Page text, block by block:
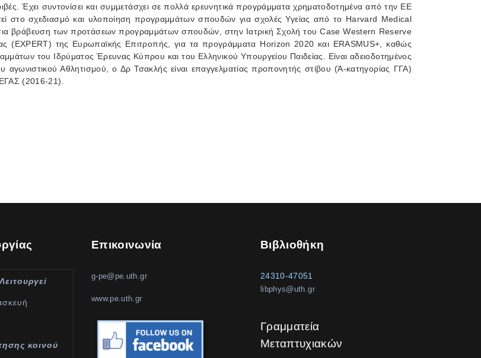
Έχει συντονίσει και συμμετάσχει σε πολλά ερευνητικά προγράμματα χρηματοδοτημένα από την ΕΕ
στο σχεδιασμό και υλοποίηση προγραμμάτων σπουδών για σχολές Υγείας από το Harvard Medical
βράβευση των προτάσεων προγραμμάτων σπουδών, στην Ιατρική Σχολή του Case Western Reserve
(EXPERT) της Ευρωπαϊκής Επιτροπής, για τα προγράμματα Horizon 2020 και ERASMUS+, καθώς
του Ιδρύματος Έρευνας Κύπρου και του Ελληνικού Υπουργείου Παιδείας. Είναι αδειοδοτημένος
Αθλητισμού, ο Δρ Τσακλής είναι επαγγελματίας προπονητής στίβου (Ά-κατηγορίας ΓΓΑ)
(2016-21).
κοινού
Επικοινωνία
g-pe@pe.uth.gr
www.pe.uth.gr
Βιβλιοθήκη
24310-47051
libphys@uth.gr
Γραμματεία
Μεταπτυχιακών